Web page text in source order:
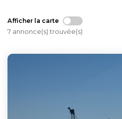
Afficher la carte
7 annonce(s) trouvée(s)